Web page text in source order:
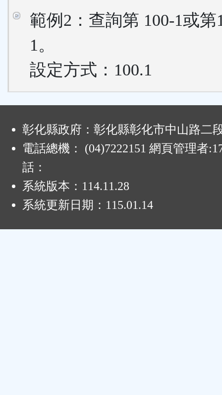
範例2：查詢第 100-1或第
1。
設定方式：100.1
彰化縣政府：彰化縣彰化市中山路二
電話總機： (04)7222151 網頁管理者
話：
系統版本： 114.11.28
系統更新日期： 115.01.14